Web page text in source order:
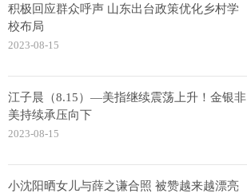
积极回应群众呼声 山东出台政策优化乡村学
校布局
2023-08-15
江子晨（8.15）—美指继续震荡上升！金银非
美持续承压向下
2023-08-15
小沈阳晒女儿与薛之谦合照 被赞越来越漂亮